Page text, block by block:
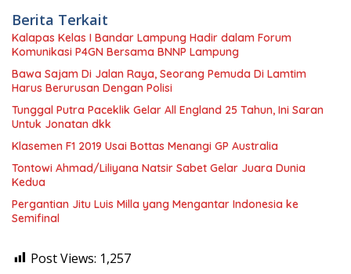
Berita Terkait
Kalapas Kelas I Bandar Lampung Hadir dalam Forum
Komunikasi P4GN Bersama BNNP Lampung
Bawa Sajam Di Jalan Raya, Seorang Pemuda Di Lamtim
Harus Berurusan Dengan Polisi
Tunggal Putra Paceklik Gelar All England 25 Tahun, Ini Saran
Untuk Jonatan dkk
Klasemen F1 2019 Usai Bottas Menangi GP Australia
Tontowi Ahmad/Liliyana Natsir Sabet Gelar Juara Dunia
Kedua
Pergantian Jitu Luis Milla yang Mengantar Indonesia ke
Semifinal
Post Views: 1,257